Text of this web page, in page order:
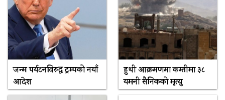
जन्म पर्यटनविरुद्ध ट्रम्पको नयाँ
आदेश
हुथी आक्रमणमा कम्तीमा ३८
यमनी सैनिकको मृत्यु